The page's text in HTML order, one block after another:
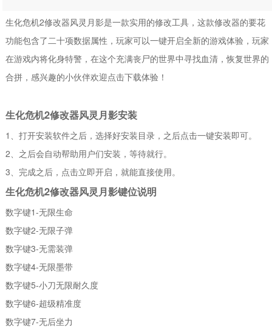
生化危机2修改器风灵月影是一款实用的修改工具，这款修改器的要花
功能包含了二十项数据属性，玩家可以一键开启全新的游戏体验，玩家
在游戏内将化身特警，在这个充满丧尸的世界中寻找血清，恢复世界的
合拼，感兴趣的小伙伴欢迎点击下载体验！
生化危机2修改器风灵月影安装
1、打开安装软件之后，选择好安装目录，之后点击一键安装即可。
2、之后会自动帮助用户们安装，等待就行。
3、完成之后，点击立即开启，就能直接使用。
生化危机2修改器风灵月影键位说明
数字键1-无限生命
数字键2-无限子弹
数字键3-无需装弹
数字键4-无限墨带
数字键5-小刀无限耐久度
数字键6-超级精准度
数字键7-无后坐力